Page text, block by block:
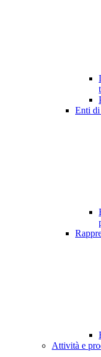
Enti
Attività e